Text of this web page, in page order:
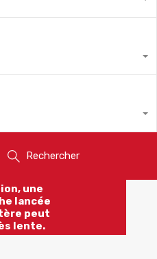
Rechercher
une
lancée
peut
lente.